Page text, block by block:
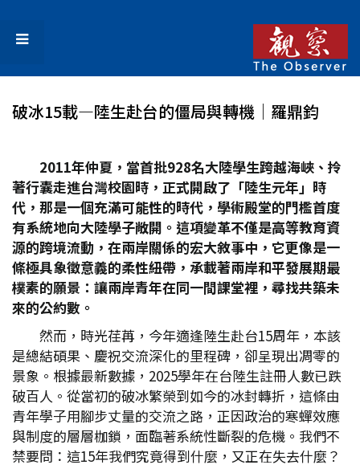
破冰15載—陸生赴台的僵局與轉機│羅鼎鈞
2011年仲夏，當首批928名大陸學生跨越海峽、拎
著行囊走進台灣校園時，正式開啟了「陸生元年」時
代，那是一個充滿可能性的時代，學術殿堂的門檻首度
有系統地向大陸學子敞開。這項變革不僅是高等教育資
源的跨境流動，在兩岸關係的宏大敘事中，它更像是一
條極具象徵意義的柔性紐帶，承載著兩岸和平發展期最
樸素的願景：讓兩岸青年在同一間課堂裡，尋找共築未
來的公約數。
然而，時光荏苒，今年適逢陸生赴台15周年，本該
是總結碩果、慶祝交流深化的里程碑，卻呈現出凋零的
景象。根據最新數據，2025學年在台陸生註冊人數已跌
破百人。從當初的破冰繁榮到如今的冰封轉折，這條由
青年學子用腳步丈量的交流之路，正因政治的寒蟬效應
與制度的層層枷鎖，面臨著系統性斷裂的危機。我們不
禁要問：這15年我們究竟得到什麼，又正在失去什麼？